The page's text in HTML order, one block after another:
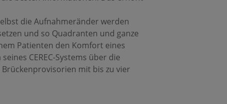
die Aufnahmeränder werden
und so Quadranten und ganze
Patienten den Komfort eines
CEREC-Systems über die
mit bis zu vier